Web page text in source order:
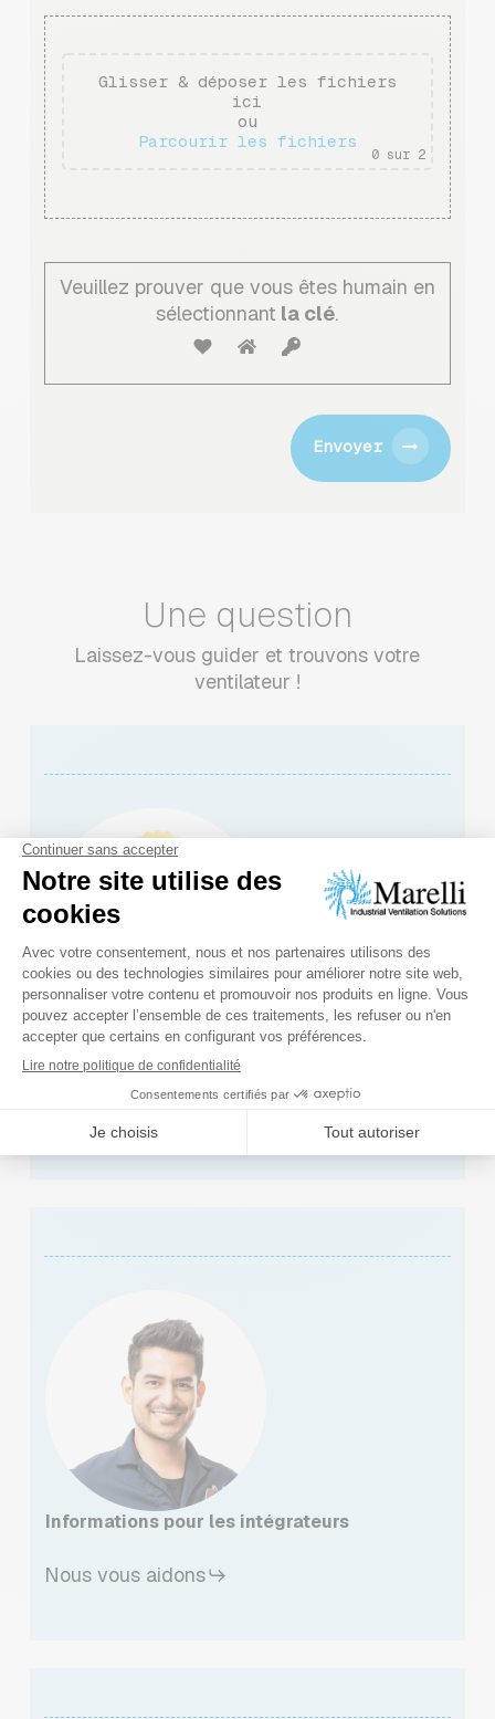
Glisser & déposer les fichiers
ici
ou
Parcourir les fichiers
0sur 2
Veuillez prouver que vous êtes humain en
sélectionnant la clé.
Envoyer
Une question
Laissez-vous guider et trouvons votre
ventilateur !
Informations pour les installateurs / sociétés
de maintenance
Informations pour les intégrateurs
Nous vous aidons